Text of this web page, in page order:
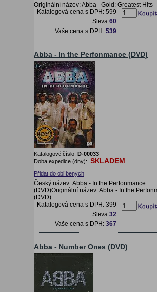
Originální název: Abba - Gold: Greatest Hits
Katalogová cena s DPH: 599
Sleva 60
Vaše cena s DPH: 539
Abba - In the Perfonmance (DVD)
Katalogové číslo: D-00033
Doba expedice (dny): SKLADEM
Přidat do oblíbených
Český název: Abba - In the Perfonmance
(DVD)Originální název: Abba - In the
(DVD)
Katalogová cena s DPH: 399
Sleva 32
Vaše cena s DPH: 367
Abba - Number Ones (DVD)